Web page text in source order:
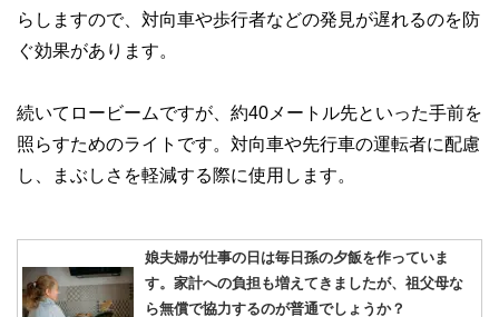
らしますので、対向車や歩行者などの発見が遅れるのを防
ぐ効果があります。
続いてロービームですが、約40メートル先といった手前を
照らすためのライトです。対向車や先行車の運転者に配慮
し、まぶしさを軽減する際に使用します。
娘夫婦が仕事の日は毎日孫の夕飯を作っていま
す。家計への負担も増えてきましたが、祖父母な
ら無償で協力するのが普通でしょうか？